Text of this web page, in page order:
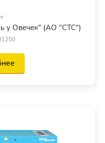
у Овечек" (АО "СТС")